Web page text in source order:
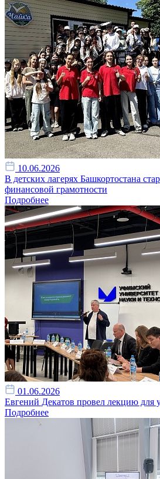
10.06.2026
В детских лагерях Башкортостана
финансовой грамотности
Подробнее
01.06.2026
Евгений Декатов провел лекцию для
Подробнее